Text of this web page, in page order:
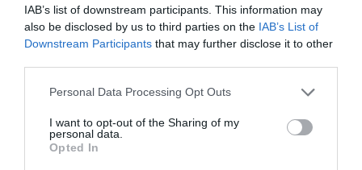
IAB’s list of downstream participants. This information may
also be disclosed by us to third parties on the IAB’s List of
Downstream Participants that may further disclose it to other
Personal Data Processing Opt Outs
I want to opt-out of the Sharing of my
personal data.
Opted In
Añadir2Playbookcomo fuente preferida de Google
de forma gratuita
Mantente informado con las últimas noticias de actualidad.
Compartir